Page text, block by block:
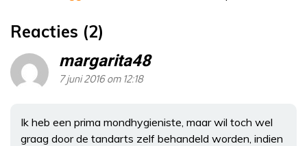
Reacties (2)
margarita48
7 juni 2016 om 12:18
Ik heb een prima mondhygieniste, maar wil toch wel
graag door de tandarts zelf behandeld worden, indien